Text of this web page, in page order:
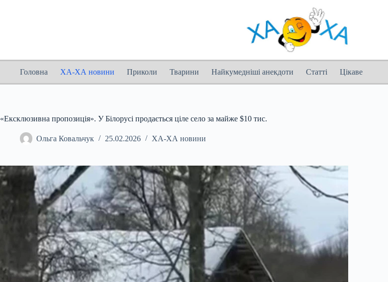
Головна ХА-ХА новини Приколи Тварини Найкумедніші анекдоти Статті Цікаве
«Ексклюзивна пропозиція». У Білорусі продається ціле село за майже $10 тис.
Ольга Ковальчук 25.02.2026 ХА-ХА новини